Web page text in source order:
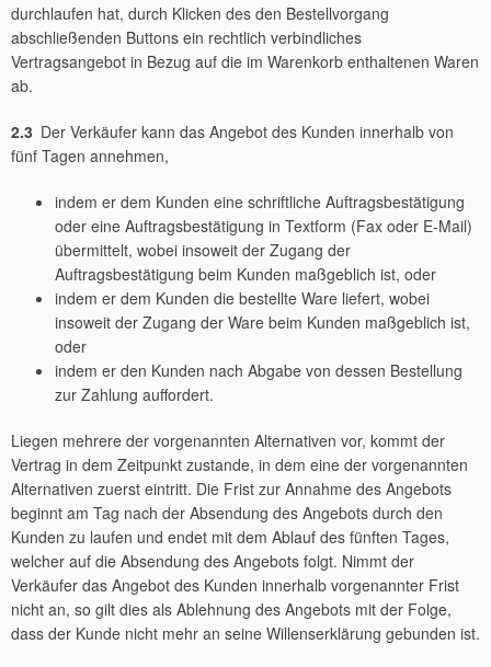
durchlaufen hat, durch Klicken des den Bestellvorgang
abschließenden Buttons ein rechtlich verbindliches
Vertragsangebot in Bezug auf die im Warenkorb enthaltenen Waren
ab.
2.3 Der Verkäufer kann das Angebot des Kunden innerhalb von
fünf Tagen annehmen,
indem er dem Kunden eine schriftliche Auftragsbestätigung
oder eine Auftragsbestätigung in Textform (Fax oder E-Mail)
übermittelt, wobei insoweit der Zugang der
Auftragsbestätigung beim Kunden maßgeblich ist, oder
indem er dem Kunden die bestellte Ware liefert, wobei
insoweit der Zugang der Ware beim Kunden maßgeblich ist,
oder
indem er den Kunden nach Abgabe von dessen Bestellung
zur Zahlung auffordert.
Liegen mehrere der vorgenannten Alternativen vor, kommt der
Vertrag in dem Zeitpunkt zustande, in dem eine der vorgenannten
Alternativen zuerst eintritt. Die Frist zur Annahme des Angebots
beginnt am Tag nach der Absendung des Angebots durch den
Kunden zu laufen und endet mit dem Ablauf des fünften Tages,
welcher auf die Absendung des Angebots folgt. Nimmt der
Verkäufer das Angebot des Kunden innerhalb vorgenannter Frist
nicht an, so gilt dies als Ablehnung des Angebots mit der Folge,
dass der Kunde nicht mehr an seine Willenserklärung gebunden ist.